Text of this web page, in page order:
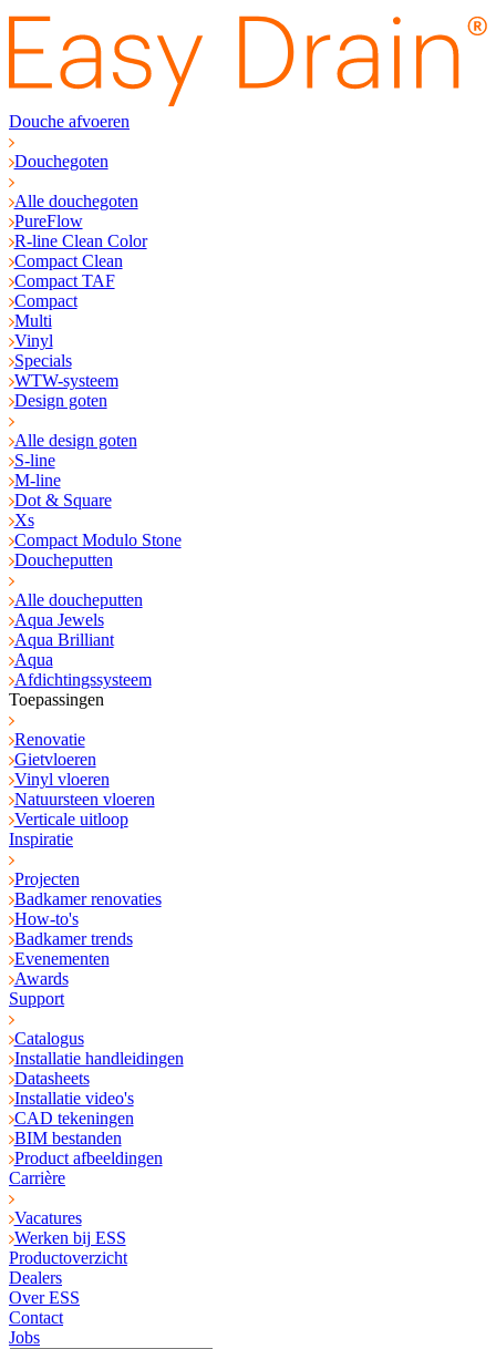
Douche afvoeren
Douchegoten
Alle douchegoten
PureFlow
R-line Clean Color
Compact Clean
Compact TAF
Compact
Multi
Vinyl
Specials
WTW-systeem
Design goten
Alle design goten
S-line
M-line
Dot & Square
Xs
Compact Modulo Stone
Doucheputten
Alle doucheputten
Aqua Jewels
Aqua Brilliant
Aqua
Afdichtingssysteem
Toepassingen
Renovatie
Gietvloeren
Vinyl vloeren
Natuursteen vloeren
Verticale uitloop
Inspiratie
Projecten
Badkamer renovaties
How-to's
Badkamer trends
Evenementen
Awards
Support
Catalogus
Installatie handleidingen
Datasheets
Installatie video's
CAD tekeningen
BIM bestanden
Product afbeeldingen
Carrière
Vacatures
Werken bij ESS
Productoverzicht
Dealers
Over ESS
Contact
Jobs